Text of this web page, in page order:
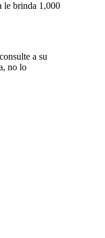
le brinda 1,000
a su
no lo